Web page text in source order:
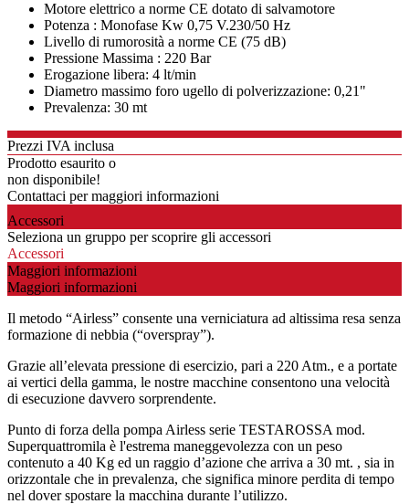
Motore elettrico a norme CE dotato di salvamotore
Potenza : Monofase Kw 0,75 V.230/50 Hz
Livello di rumorosità a norme CE (75 dB)
Pressione Massima : 220 Bar
Erogazione libera: 4 lt/min
Diametro massimo foro ugello di polverizzazione: 0,21"
Prevalenza: 30 mt
Prezzi IVA inclusa
Prodotto esaurito o
non disponibile!
Contattaci per maggiori informazioni
Accessori
Seleziona un gruppo per scoprire gli accessori
Accessori
Maggiori informazioni
Maggiori informazioni
Il metodo “Airless” consente una verniciatura ad altissima resa senza
formazione di nebbia (“overspray”).
Grazie all’elevata pressione di esercizio, pari a 220 Atm., e a portate
ai vertici della gamma, le nostre macchine consentono una velocità
di esecuzione davvero sorprendente.
Punto di forza della pompa Airless serie TESTAROSSA mod.
Superquattromila è l'estrema maneggevolezza con un peso
contenuto a 40 Kg ed un raggio d’azione che arriva a 30 mt. , sia in
orizzontale che in prevalenza, che significa minore perdita di tempo
nel dover spostare la macchina durante l’utilizzo.